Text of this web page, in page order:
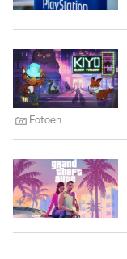
Fotoen